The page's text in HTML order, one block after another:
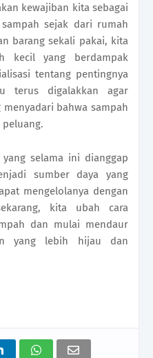
kewajiban kita sebagai
sejak dari rumah
barang sekali pakai, kita
kecil yang berdampak
tentang pentingnya
terus digalakkan agar
bahwa sampah
selama ini dianggap
sumber daya yang
mengelolanya dengan
kita ubah cara
dan mulai mendaur
yang lebih hijau dan